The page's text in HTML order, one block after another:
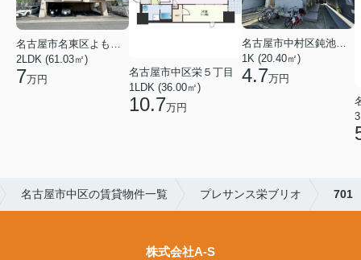
名古屋市名東区よもぎ台２丁目
2LDK (61.03㎡)
7万円
名古屋市中区栄５丁目
1LDK (36.00㎡)
10.7万円
名古屋市中村区鈍池町２丁目
1K (20.40㎡)
4.7万円
名古屋市中区の賃貸物件一覧 プレサンス栄ブリオ 701
株式会社A-S